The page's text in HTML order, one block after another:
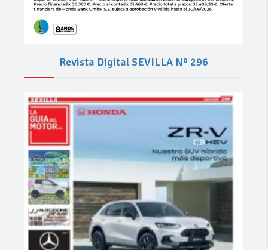
Revista Digital SEVILLA Nº 296